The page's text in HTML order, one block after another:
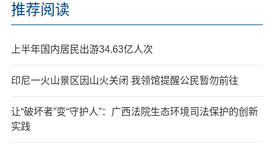
推荐阅读
上半年国内居民出游34.63亿人次
印尼一火山景区因山火关闭 我领馆提醒公民暂勿前往
让“破坏者”变“守护人”：广西法院生态环境司法保护的创新
实践